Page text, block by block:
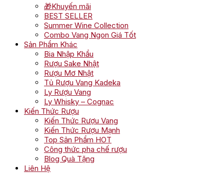
🎁Khuyến mãi
BEST SELLER
Summer Wine Collection
Combo Vang Ngon Giá Tốt
Sản Phẩm Khác
Bia Nhập Khẩu
Rượu Sake Nhật
Rượu Mơ Nhật
Tủ Rượu Vang Kadeka
Ly Rượu Vang
Ly Whisky – Cognac
Kiến Thức Rượu
Kiến Thức Rượu Vang
Kiến Thức Rượu Mạnh
Top Sản Phẩm HOT
Công thức pha chế rượu
Blog Quà Tặng
Liên Hệ